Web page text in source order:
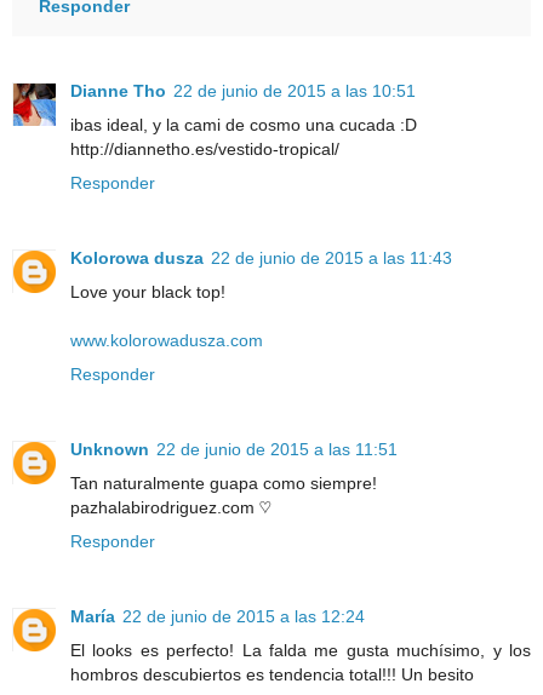
Responder
Dianne Tho 22 de junio de 2015 a las 10:51
ibas ideal, y la cami de cosmo una cucada :D
http://diannetho.es/vestido-tropical/
Responder
Kolorowa dusza 22 de junio de 2015 a las 11:43
Love your black top!
www.kolorowadusza.com
Responder
Unknown 22 de junio de 2015 a las 11:51
Tan naturalmente guapa como siempre!
pazhalabirodriguez.com ♡
Responder
María 22 de junio de 2015 a las 12:24
El looks es perfecto! La falda me gusta muchísimo, y los
hombros descubiertos es tendencia total!!! Un besito